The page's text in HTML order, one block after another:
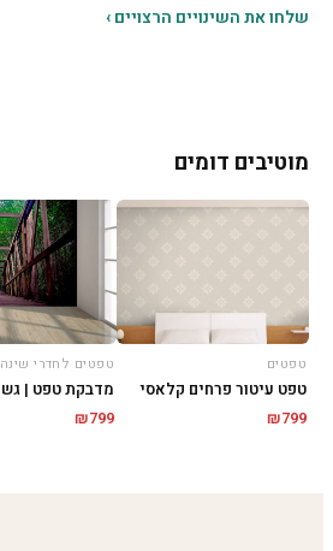
שלחו את השינויים הרצויים ›
מוטיבים דומים
טפטים
טפט עיטור פרחים קלאסי
₪799
טפטים לחדרי שינה
₪799